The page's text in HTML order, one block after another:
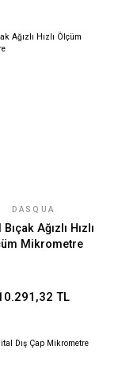
DASQUA
Ağızlı Hızlı
Mikrometre
TL